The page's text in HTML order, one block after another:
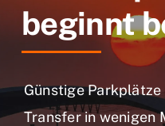
Login
beginnt
Günstige
Transfer in wenigen